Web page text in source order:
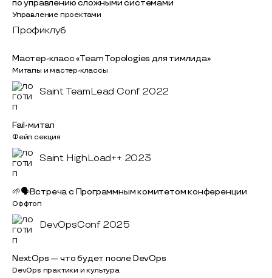
по управлению сложными системами
Управление проектами
Профиклуб
Мастер-класс «Team Topologies для тимлида»
Митапы и мастер-классы
Saint TeamLead Conf 2022
Fail-митап
Фейл секция
Saint HighLoad++ 2023
🌱🗣Встреча с Программным комитетом конференции
Оффтоп
DevOpsConf 2025
NextOps — что будет после DevOps
DevOps практики и культура